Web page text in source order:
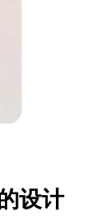
设计